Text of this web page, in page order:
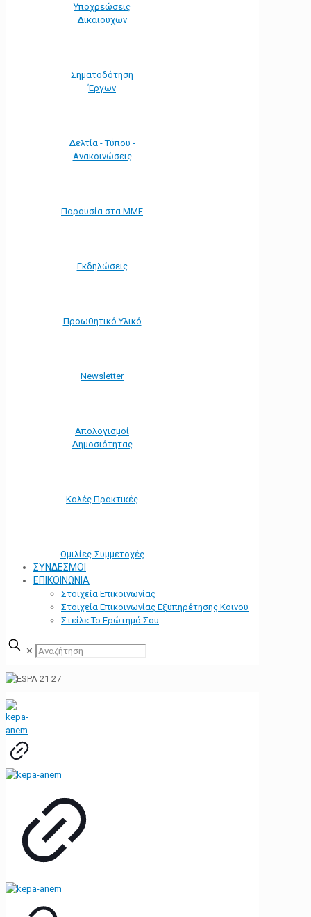
Υποχρεώσεις
Δικαιούχων
Σηματοδότηση
Έργων
Δελτία - Τύπου -
Ανακοινώσεις
Παρουσία στα ΜΜΕ
Εκδηλώσεις
Προωθητικό Υλικό
Νewsletter
Απολογισμοί
Δημοσιότητας
Καλές Πρακτικές
Ομιλίες-Συμμετοχές
ΣΥΝΔΕΣΜΟΙ
ΕΠΙΚΟΙΝΩΝΙΑ
Στοιχεία Επικοινωνίας
Στοιχεία Επικοινωνίας Εξυπηρέτησης Κοινού
Στείλε Το Ερώτημά Σου
✕